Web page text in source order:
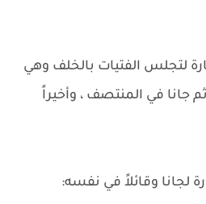
لتجلس الفتيات بالخلف وهي
جانا في المنتصف ، وأخيراً
لجانا وقائلاً في نفسه: